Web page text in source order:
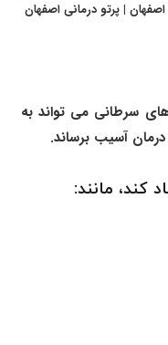
| پرتو درمانی اصفهان
های سرطانی می تواند به
آسیب برساند.
کند، مانند: